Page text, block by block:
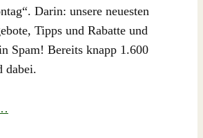
Darin: unsere neuesten
Tipps und Rabatte und
Spam! Bereits knapp 1.600
dabei.